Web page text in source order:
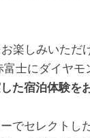
楽しみいただ
富士にダイヤ
た宿泊体験を
でセレクトし